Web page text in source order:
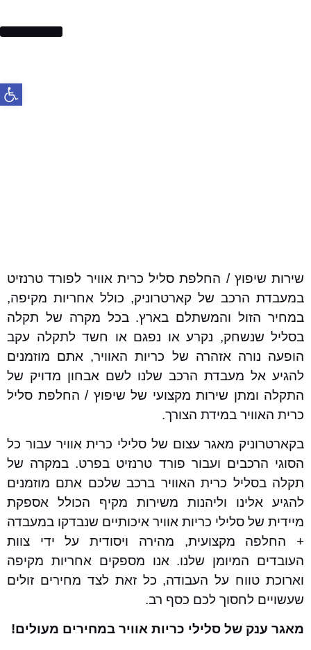
שירות שיפוץ / החלפת סליל כרית אוויר לפורד טרנזיט
במעבדת הרכב של קארטרוניק, כולל אחריות מקיפה,
במחיר הזול והמשתלם בארץ. בכל מקרה של תקלה
בסליל שנשחק, נקרע או נפגם או חשד לתקלה עקב
הופעה נורה אזהרה של כריות האוויר, אתם מוזמנים
להגיע אל מעבדת הרכב שלנו לשם אבחון מדויק של
התקלה ומתן שירות מקצועי של שיפוץ / החלפת סליל
כרית האוויר במידת הצורך.
בקארטרוניק מאגר עצום של סלילי כרית אוויר עבור כל
הסוגי הרכבים ועבור פורד טרנזיט בפרט. במקרה של
תקלה בסליל כרית האוויר ברכב שלכם אתם מוזמנים
להגיע אלינו וליהנות משירות מקיף הכולל אספקת
מיידית של סלילי כריות אוויר איכותיים שנבדקו במעבדה
+ החלפה מקצועית, מהירה ויסודית על ידי צוות
העובדים המיומן שלנו. אנו מספקים אחריות מקיפה
וארוכת טווח על העבודה, כל זאת לצד מחירים זולים
שעשויים לחסוך לכם כסף רב.
מאגר ענק של סלילי כריות אוויר במחירים מעולים!
פתח